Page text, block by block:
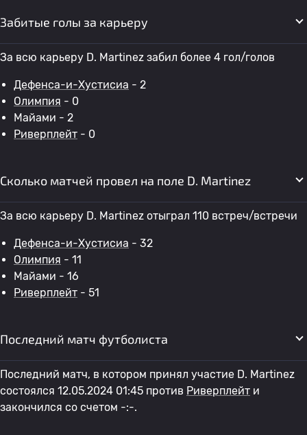
Забитые голы за карьеру
За всю карьеру D. Martinez забил более 4 гол/голов
Дефенса-и-Хустисиа - 2
Олимпия - 0
Майами - 2
Риверплейт - 0
Сколько матчей провел на поле D. Martinez
За всю карьеру D. Martinez отыграл 110 встреч/встречи
Дефенса-и-Хустисиа - 32
Олимпия - 11
Майами - 16
Риверплейт - 51
Последний матч футболиста
Последний матч, в котором принял участие D. Martinez
состоялся 12.05.2024 01:45 против Риверплейт и
закончился со счетом -:-.